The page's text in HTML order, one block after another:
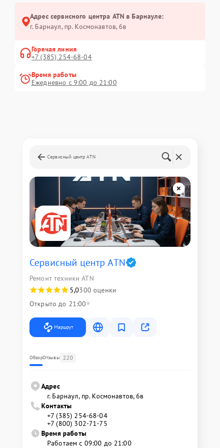
Адрес сервисного центра ATN в Барнауле:
г. Барнаул, ​пр. Космонавтов, 6в
Горячая линия
+7 (385) 254-68-04
Время работы
Ежедневно с 9:00 до 21:00
Сервисный центр ATN
Сервисный центр ATN
Ремонт техники ATN
5,0300 оценки
Открыто до 21:00
Маршрут
ОбзорОтзывы 220
Адрес
г. Барнаул, ​пр. Космонавтов, 6в
Контакты
+7 (385) 254-68-04
+7 (800) 302-71-75
Время работы
Работаем с 09:00 до 21:00